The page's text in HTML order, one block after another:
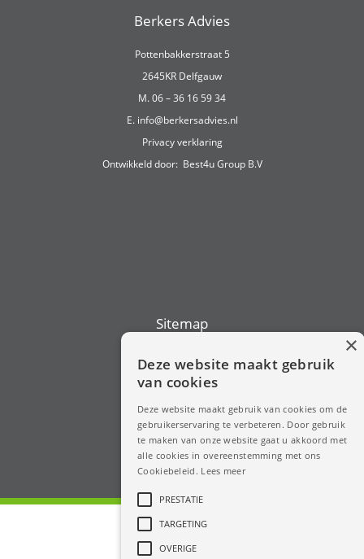
Berkers Advies
Pottenbakkerstraat 5
2645KR Delfgauw
M. 06 – 36 16 59 34
E. info@berkersadvies.nl
Privacy verklaring
Ontwikkeld door: Best4u Group B.V
Sitemap
Profiel
Diensten
Projecten
Opdrachtgevers
Energietransitie
Contact
Deze website maakt gebruik
van cookies
Deze website maakt gebruik van cookies om de
gebruikerservaring te verbeteren. Door gebruik
te maken van onze website gaat u akkoord met
alle cookies in overeenstemming met ons
Cookiebeleid. Lees meer
PRESTATIE
TARGETING
OVERIGE
×